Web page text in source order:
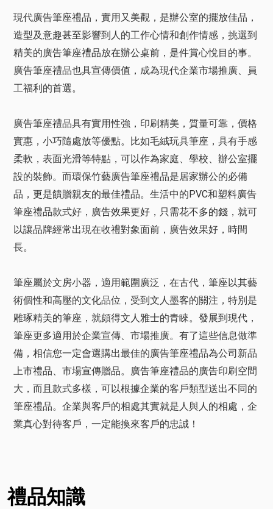
現代廣告筆座禮品，實用又美觀，是辦公室的擺放佳品，
造型及意趣甚至影響到人的工作心情和創作情感，挑選到
精美的廣告筆座禮品放在辦公桌前，是件賞心悅目的事。
廣告筆座禮品也具宣傳價值，成為現代企業市場推廣、員
工福利的首選。
廣告筆座禮品具有實用性強，印刷精美，質量可靠，價格
實惠，小巧隨處放等優點。比如毛絨玩具筆座，具有手感
柔軟，表面光滑等特點，可以作為家庭、學校、辦公室擺
設的裝飾。而環保竹藝廣告筆座禮品是居家辦公的必備
品，更是饋贈親友的最佳禮品。生活中的PVC和塑料廣告
筆座禮品款式好，廣告效果更好，只需花不多的錢，就可
以讓品牌經常出現在收禮對象面前，廣告效果好，時間
長。
筆座屬於文房小器，適用範圍廣泛，在古代，筆座以其藝
術個性和高壓的文化品位，受到文人墨客的關注，特別是
雕琢精美的筆座，就頗得文人雅士的青睞。發展到現代，
筆座更多適用於企業宣傳、市場推廣。有了這些信息做準
備，相信您一定會選購出最佳的廣告筆座禮品為公司新品
上市禮品、市場宣傳贈品。廣告筆座禮品的廣告印刷空間
大，而且款式多樣，可以根據企業的客戶類型送出不同的
筆座禮品。企業與客戶的相處其實就是人與人的相處，企
業真心對待客戶，一定能換來客戶的忠誠！
禮品知識